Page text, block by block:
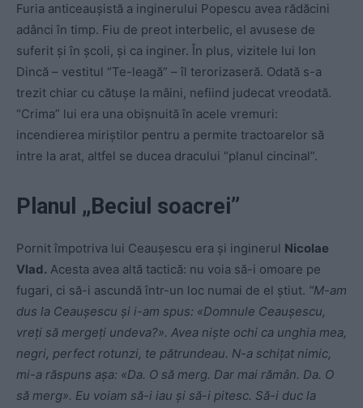
Furia anticeauşistă a inginerului Popescu avea rădăcini
adânci în timp. Fiu de preot interbelic, el avusese de
suferit şi în şcoli, şi ca inginer. În plus, vizitele lui Ion
Dincă – vestitul “Te-leagă” – îl terorizaseră. Odată s-a
trezit chiar cu cătuşe la mâini, nefiind judecat vreodată.
“Crima” lui era una obişnuită în acele vremuri:
incendierea miriştilor pentru a permite tractoarelor să
intre la arat, altfel se ducea dracului “planul cincinal”.
Planul „Beciul soacrei”
Pornit împotriva lui Ceauşescu era şi inginerul Nicolae
Vlad. Acesta avea altă tactică: nu voia să-i omoare pe
fugari, ci să-i ascundă într-un loc numai de el ştiut. “M-am
dus la Ceauşescu şi i-am spus: «Domnule Ceauşescu,
vreţi să mergeţi undeva?». Avea nişte ochi ca unghia mea,
negri, perfect rotunzi, te pătrundeau. N-a schiţat nimic,
mi-a răspuns aşa: «Da. O să merg. Dar mai rămân. Da. O
să merg». Eu voiam să-i iau şi să-i pitesc. Să-i duc la